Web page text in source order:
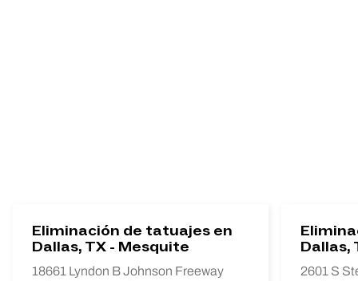
Eliminación de tatuajes en
Dallas, TX - Mesquite
18661 Lyndon B Johnson Freeway
Dallas,
2601 S